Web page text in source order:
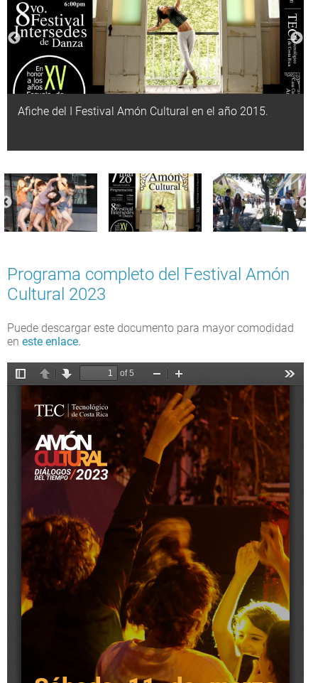
Afiche del I Festival Amón Cultural en el año 2015.
Programa completo del Festival Amón
Cultural 2023
Puede descargar este documento para mayor comodidad
en este enlace.